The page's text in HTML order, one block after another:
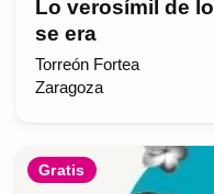
Lo verosímil de
se era
Torreón Fortea
Zaragoza
Gratis